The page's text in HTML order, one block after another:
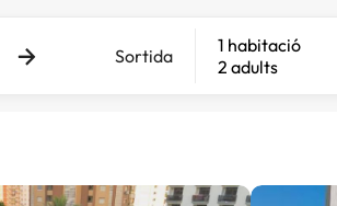
Sortida
1 habitació
2 adults